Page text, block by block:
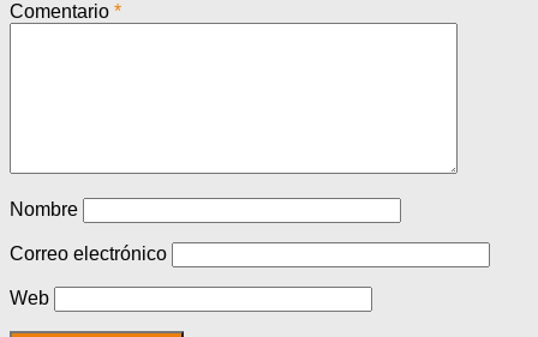
Comentario *
Nombre
Correo electrónico
Web